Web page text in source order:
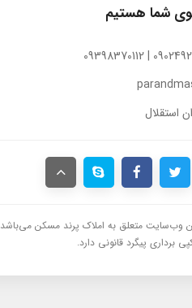
شما هستیم
استقلال
وب‌سایت متعلق به املاک پرند مسکن می‌باشد
برداری پیگرد قانونی دارد.